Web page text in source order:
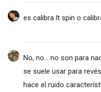
es calibra lt spin o
No, no... no son para
se suele usar para
hace el ruido